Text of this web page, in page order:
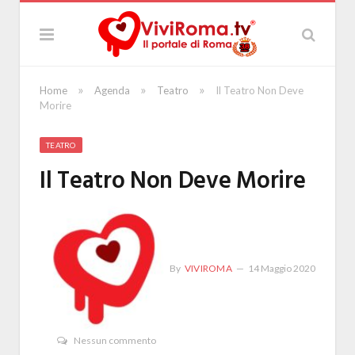
Home » Agenda » Teatro »
Il Teatro Non Deve
Morire
TEATRO
Il Teatro Non Deve Morire
By VIVIROMA 14 Maggio 2020
Nessun commento